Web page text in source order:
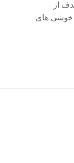
از
خوشی های